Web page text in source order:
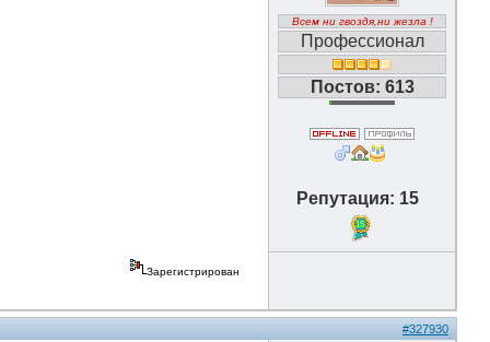
Всем ни гвоздя,ни жезла !
Профессионал
Постов: 613
Репутация: 15
15
Зарегистрирован
#327930